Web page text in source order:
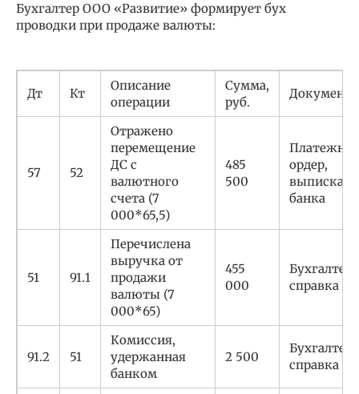
Бухгалтер ООО «Развитие» формирует бух
проводки при продаже валюты:
Дт Кт
Описание
операции
Сумма,
руб.
Документ
57 52
Отражено
перемещение
ДС с
валютного
счета (7
000*65,5)
485
500
ордер,
выписка
банка
51 91.1
Перечислена
выручка от
продажи
валюты (7
000*65)
455
000
справка
91.2 51
Комиссия,
удержанная
банком
2 500
справка